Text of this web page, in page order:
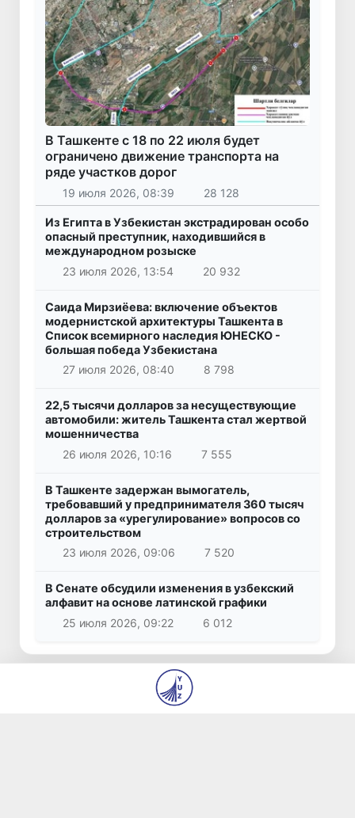
В Ташкенте с 18 по 22 июля будет
ограничено движение транспорта на
ряде участков дорог
19 июля 2026, 08:39 28 128
Из Египта в Узбекистан экстрадирован особо
опасный преступник, находившийся в
международном розыске
23 июля 2026, 13:54
20 932
Саида Мирзиёева: включение объектов
модернистской архитектуры Ташкента в
Список всемирного наследия ЮНЕСКО -
большая победа Узбекистана
27 июля 2026, 08:40
8 798
22,5 тысячи долларов за несуществующие
автомобили: житель Ташкента стал жертвой
мошенничества
26 июля 2026, 10:16
7 555
В Ташкенте задержан вымогатель,
требовавший у предпринимателя 360 тысяч
долларов за «урегулирование» вопросов со
строительством
23 июля 2026, 09:06
7 520
В Сенате обсудили изменения в узбекский
алфавит на основе латинской графики
25 июля 2026, 09:22
6 012